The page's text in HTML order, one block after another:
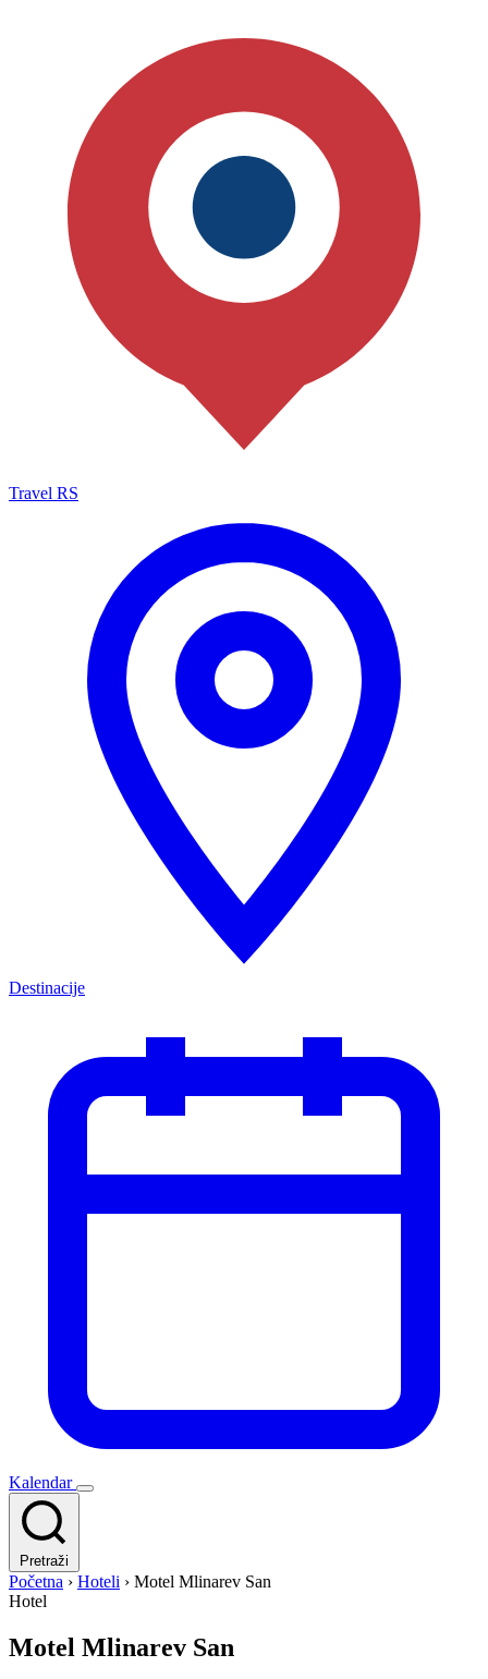
Travel RS
Destinacije
Kalendar
Pretraži
Početna › Hoteli › Motel Mlinarev San
Hotel
Motel Mlinarev San